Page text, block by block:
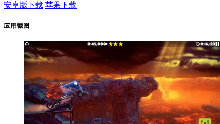
安卓版下载 苹果下载
应用截图